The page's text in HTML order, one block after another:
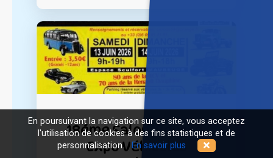
18éme Salon, Bourse,
Expo Véhicules
En poursuivant la navigation sur ce site, vous acceptez
l'utilisation de cookies à des fins statistiques et de
personnalisation.En savoir plus